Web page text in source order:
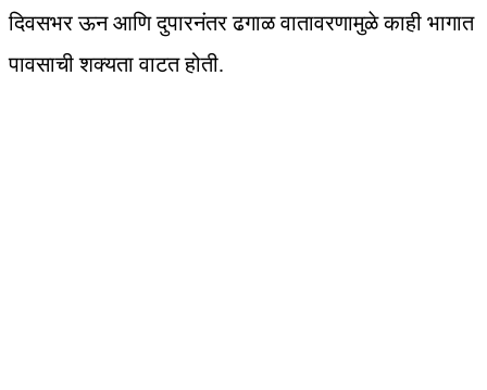
दिवसभर ऊन आणि दुपारनंतर ढगाळ वातावरणामुळे काही भागात
पावसाची शक्यता वाटत होती.